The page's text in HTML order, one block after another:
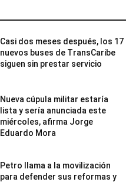
Casi dos meses después, los 17
nuevos buses de TransCaribe
siguen sin prestar servicio
Nueva cúpula militar estaría
lista y sería anunciada este
miércoles, afirma Jorge
Eduardo Mora
Petro llama a la movilización
para defender sus reformas y